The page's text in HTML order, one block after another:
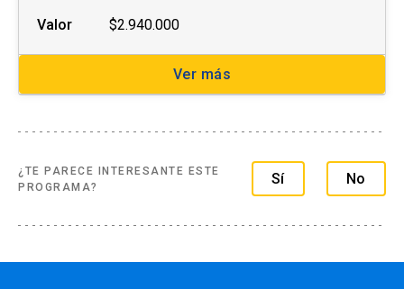
Valor $2.940.000
Ver más
¿TE PARECE INTERESANTE ESTE
PROGRAMA?
Sí No